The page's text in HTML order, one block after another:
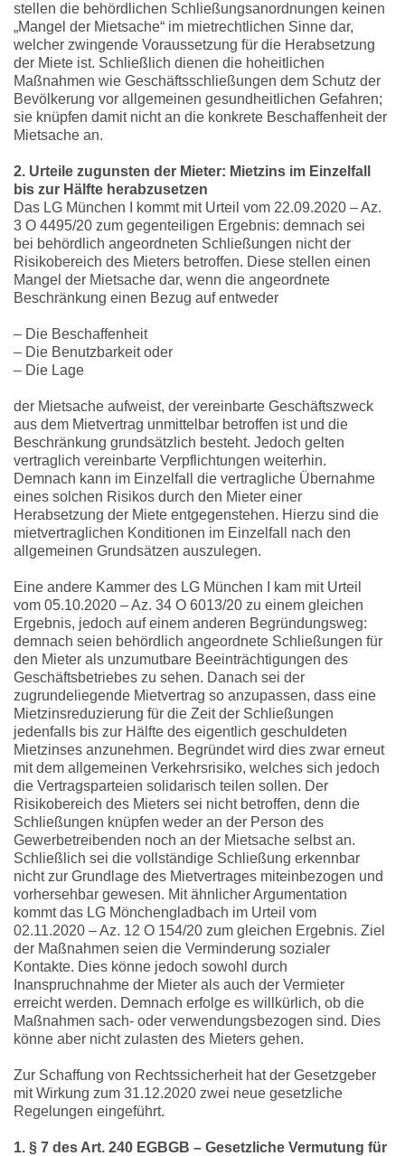
stellen die behördlichen Schließungsanordnungen keinen
„Mangel der Mietsache“ im mietrechtlichen Sinne dar,
welcher zwingende Voraussetzung für die Herabsetzung
der Miete ist. Schließlich dienen die hoheitlichen
Maßnahmen wie Geschäftsschließungen dem Schutz der
Bevölkerung vor allgemeinen gesundheitlichen Gefahren;
sie knüpfen damit nicht an die konkrete Beschaffenheit der
Mietsache an.
2. Urteile zugunsten der Mieter: Mietzins im Einzelfall
bis zur Hälfte herabzusetzen
Das LG München I kommt mit Urteil vom 22.09.2020 – Az.
3 O 4495/20 zum gegenteiligen Ergebnis: demnach sei
bei behördlich angeordneten Schließungen nicht der
Risikobereich des Mieters betroffen. Diese stellen einen
Mangel der Mietsache dar, wenn die angeordnete
Beschränkung einen Bezug auf entweder
– Die Beschaffenheit
– Die Benutzbarkeit oder
– Die Lage
der Mietsache aufweist, der vereinbarte Geschäftszweck
aus dem Mietvertrag unmittelbar betroffen ist und die
Beschränkung grundsätzlich besteht. Jedoch gelten
vertraglich vereinbarte Verpflichtungen weiterhin.
Demnach kann im Einzelfall die vertragliche Übernahme
eines solchen Risikos durch den Mieter einer
Herabsetzung der Miete entgegenstehen. Hierzu sind die
mietvertraglichen Konditionen im Einzelfall nach den
allgemeinen Grundsätzen auszulegen.
Eine andere Kammer des LG München I kam mit Urteil
vom 05.10.2020 – Az. 34 O 6013/20 zu einem gleichen
Ergebnis, jedoch auf einem anderen Begründungsweg:
demnach seien behördlich angeordnete Schließungen für
den Mieter als unzumutbare Beeinträchtigungen des
Geschäftsbetriebes zu sehen. Danach sei der
zugrundeliegende Mietvertrag so anzupassen, dass eine
Mietzinsreduzierung für die Zeit der Schließungen
jedenfalls bis zur Hälfte des eigentlich geschuldeten
Mietzinses anzunehmen. Begründet wird dies zwar erneut
mit dem allgemeinen Verkehrsrisiko, welches sich jedoch
die Vertragsparteien solidarisch teilen sollen. Der
Risikobereich des Mieters sei nicht betroffen, denn die
Schließungen knüpfen weder an der Person des
Gewerbetreibenden noch an der Mietsache selbst an.
Schließlich sei die vollständige Schließung erkennbar
nicht zur Grundlage des Mietvertrages miteinbezogen und
vorhersehbar gewesen. Mit ähnlicher Argumentation
kommt das LG Mönchengladbach im Urteil vom
02.11.2020 – Az. 12 O 154/20 zum gleichen Ergebnis. Ziel
der Maßnahmen seien die Verminderung sozialer
Kontakte. Dies könne jedoch sowohl durch
Inanspruchnahme der Mieter als auch der Vermieter
erreicht werden. Demnach erfolge es willkürlich, ob die
Maßnahmen sach- oder verwendungsbezogen sind. Dies
könne aber nicht zulasten des Mieters gehen.
Zur Schaffung von Rechtssicherheit hat der Gesetzgeber
mit Wirkung zum 31.12.2020 zwei neue gesetzliche
Regelungen eingeführt.
1. § 7 des Art. 240 EGBGB – Gesetzliche Vermutung für